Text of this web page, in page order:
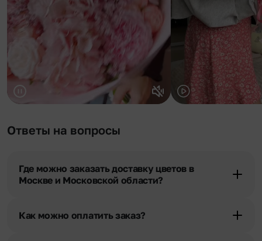
Ответы на вопросы
Где можно заказать доставку цветов в
Москве и Московской области?
Как можно оплатить заказ?